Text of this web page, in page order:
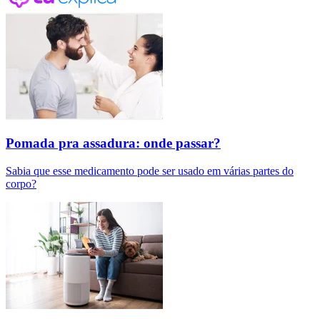
Pomada pra assadura: onde passar?
Sabia que esse medicamento pode ser usado em várias partes do
corpo?